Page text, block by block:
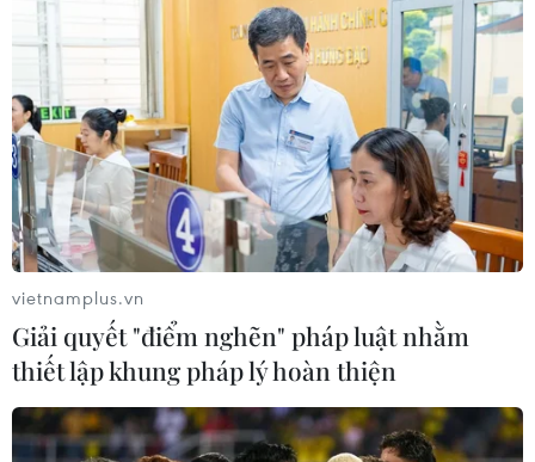
vietnamplus.vn
Giải quyết "điểm nghẽn" pháp luật nhằm
thiết lập khung pháp lý hoàn thiện